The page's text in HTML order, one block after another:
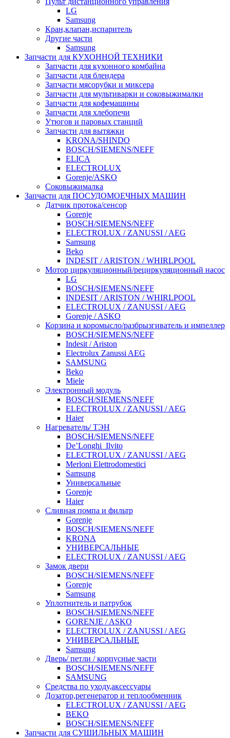
LG
Samsung
Кран,клапан,испаритель
Другие части
Samsung
Запчасти для КУХОННОЙ ТЕХНИКИ
Запчасти для кухонного комбайна
Запчасти для блендера
Запчасти мясорубки и миксера
Запчасти для мультиварки и соковыжималки
Запчасти для кофемашины
Запчасти для хлебопечи
Утюгов и паровых станций
Запчасти для вытяжки
KRONA/SHINDO
BOSCH/SIEMENS/NEFF
ELICA
ELECTROLUX
Gorenje/ASKO
Соковыжималка
Запчасти для ПОСУДОМОЕЧНЫХ МАШИН
Датчик протока/сенсор
Gorenje
BOSCH/SIEMENS/NEFF
ELECTROLUX / ZANUSSI / AEG
Samsung
Beko
INDESIT / ARISTON / WHIRLPOOL
Мотор циркуляционный/рециркуляционный насос
LG
BOSCH/SIEMENS/NEFF
INDESIT / ARISTON / WHIRLPOOL
ELECTROLUX / ZANUSSI / AEG
Gorenje / ASKO
Корзина и коромысло/разбрызгиватель и импеллер
BOSCH/SIEMENS/NEFF
Indesit / Ariston
Electrolux Zanussi AEG
SAMSUNG
Beko
Miele
Электронный модуль
BOSCH/SIEMENS/NEFF
ELECTROLUX / ZANUSSI / AEG
Haier
Нагреватель/ ТЭН
BOSCH/SIEMENS/NEFF
De’Longhi_Ilvito
ELECTROLUX / ZANUSSI / AEG
Merloni Elettrodomestici
Samsung
Универсальные
Gorenje
Haier
Сливная помпа и фильтр
Gorenje
BOSCH/SIEMENS/NEFF
KRONA
УНИВЕРСАЛЬНЫЕ
ELECTROLUX / ZANUSSI / AEG
Замок двери
BOSCH/SIEMENS/NEFF
Gorenje
Samsung
Уплотнитель и патрубок
BOSCH/SIEMENS/NEFF
GORENJE / ASKO
ELECTROLUX / ZANUSSI / AEG
УНИВЕРСАЛЬНЫЕ
Samsung
Дверь/ петли / корпусные части
BOSCH/SIEMENS/NEFF
SAMSUNG
Средства по уходу,аксессуары
Дозатор,регенератор и теплообменник
ELECTROLUX / ZANUSSI / AEG
BEKO
BOSCH/SIEMENS/NEFF
Запчасти для СУШИЛЬНЫХ МАШИН